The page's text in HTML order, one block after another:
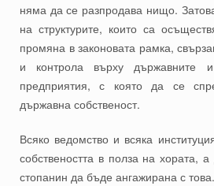
няма да се разпродава нищо.
на структурите, които са
промяна в законовата рамка,
и контрола върху държавните
предприятия, с която да се
държавна собственост.
Всяко ведомство и всяка
собствеността в полза на хората,
стопанин да бъде ангажирана с това.